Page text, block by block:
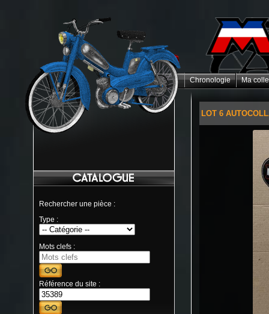
Rechercher une pièce :
Type :
Mots clefs :
Référence du site :
Chronologie Ma
LOT 6